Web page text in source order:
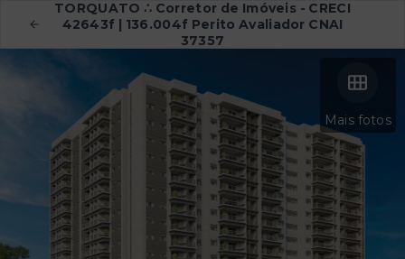
TORQUATO ∴ Corretor de Imóveis - CRECI
42643f | 136.004f Perito Avaliador CNAI
37357
Mais fotos